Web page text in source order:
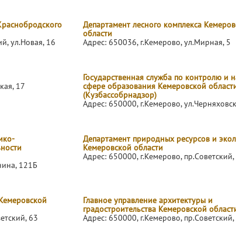
ул.Новая, 16
Департамент лесного комплекса
области
Адрес: 650036, г.Кемерово, ул.Мирная, 5
17
Государственная служба по контролю и
сфере образования Кемеровской
(Кузбассобрнадзор)
Адрес: 650000, г.Кемерово,
121Б
Департамент природных ресурсов и
Кемеровской области
Адрес: 650000, г.Кемерово, пр.Советский,
63
Главное управление архитектуры и
градостроительства Кемеровской
Адрес: 650000, г.Кемерово, пр.Советский,